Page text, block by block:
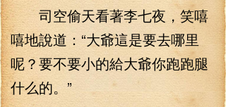
司空偷天看著李七夜，笑嘻
嘻地說道：“大爺這是要去哪里
呢？要不要小的給大爺你跑跑腿
什么的。”